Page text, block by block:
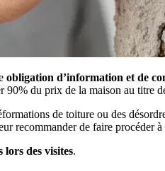
obligation d’information et de
du prix de la maison au titre
de toiture ou des
recommander de faire procéder
lors des visites.